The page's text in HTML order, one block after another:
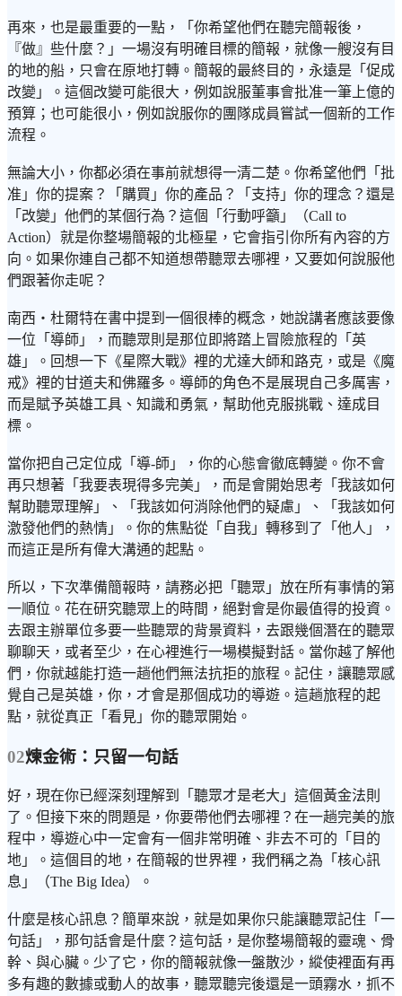
再來，也是最重要的一點，「你希望他們在聽完簡報後，
『做』些什麼？」一場沒有明確目標的簡報，就像一艘沒有目
的地的船，只會在原地打轉。簡報的最終目的，永遠是「促成
改變」。這個改變可能很大，例如說服董事會批准一筆上億的
預算；也可能很小，例如說服你的團隊成員嘗試一個新的工作
流程。
無論大小，你都必須在事前就想得一清二楚。你希望他們「批
准」你的提案？「購買」你的產品？「支持」你的理念？還是
「改變」他們的某個行為？這個「行動呼籲」（Call to
Action）就是你整場簡報的北極星，它會指引你所有內容的方
向。如果你連自己都不知道想帶聽眾去哪裡，又要如何說服他
們跟著你走呢？
南西・杜爾特在書中提到一個很棒的概念，她說講者應該要像
一位「導師」，而聽眾則是那位即將踏上冒險旅程的「英
雄」。回想一下《星際大戰》裡的尤達大師和路克，或是《魔
戒》裡的甘道夫和佛羅多。導師的角色不是展現自己多厲害，
而是賦予英雄工具、知識和勇氣，幫助他克服挑戰、達成目
標。
當你把自己定位成「導-師」，你的心態會徹底轉變。你不會
再只想著「我要表現得多完美」，而是會開始思考「我該如何
幫助聽眾理解」、「我該如何消除他們的疑慮」、「我該如何
激發他們的熱情」。你的焦點從「自我」轉移到了「他人」，
而這正是所有偉大溝通的起點。
所以，下次準備簡報時，請務必把「聽眾」放在所有事情的第
一順位。花在研究聽眾上的時間，絕對會是你最值得的投資。
去跟主辦單位多要一些聽眾的背景資料，去跟幾個潛在的聽眾
聊聊天，或者至少，在心裡進行一場模擬對話。當你越了解他
們，你就越能打造一趟他們無法抗拒的旅程。記住，讓聽眾感
覺自己是英雄，你，才會是那個成功的導遊。這趟旅程的起
點，就從真正「看見」你的聽眾開始。
02煉金術：只留一句話
好，現在你已經深刻理解到「聽眾才是老大」這個黃金法則
了。但接下來的問題是，你要帶他們去哪裡？在一趟完美的旅
程中，導遊心中一定會有一個非常明確、非去不可的「目的
地」。這個目的地，在簡報的世界裡，我們稱之為「核心訊
息」（The Big Idea）。
什麼是核心訊息？簡單來說，就是如果你只能讓聽眾記住「一
句話」，那句話會是什麼？這句話，是你整場簡報的靈魂、骨
幹、與心臟。少了它，你的簡報就像一盤散沙，縱使裡面有再
多有趣的數據或動人的故事，聽眾聽完後還是一頭霧水，抓不